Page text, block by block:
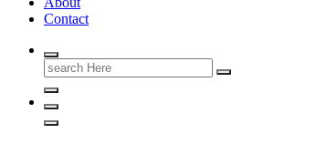
Contact
Search
for: